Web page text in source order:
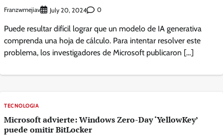
Franzwmejiav July 20, 2024 0
Puede resultar difícil lograr que un modelo de IA generativa
comprenda una hoja de cálculo. Para intentar resolver este
problema, los investigadores de Microsoft publicaron […]
TECNOLOGIA
Microsoft advierte: Windows Zero-Day ‘YellowKey’
puede omitir BitLocker